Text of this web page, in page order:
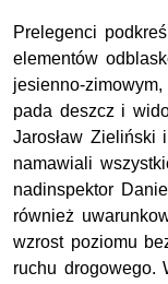
Prelegenci
elementów
jesienno-
pada deszcz i
Jarosław Zieliński
namawiali
nadinspektor
również
wzrost poziomu
ruchu drogowego.